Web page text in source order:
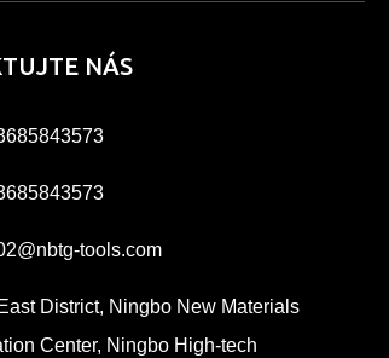
NÁS
tools.com
District, Ningbo New Materials
Center, Ningbo High-tech